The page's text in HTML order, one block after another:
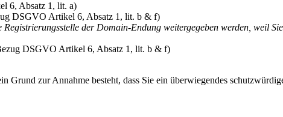
6, Absatz 1, lit. a)
DSGVO Artikel 6, Absatz 1, lit. b & f)
der Domain-Endung weitergegeben werden, weil
DSGVO Artikel 6, Absatz 1, lit. b & f)
zur Annahme besteht, dass Sie ein überwiegendes